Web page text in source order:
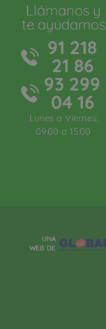
Llámanos y
te ayudamos
91 218
21 86
93 299
04 16
Lunes a Viernes:
09:00 a 15:00
UNA
WEB DE